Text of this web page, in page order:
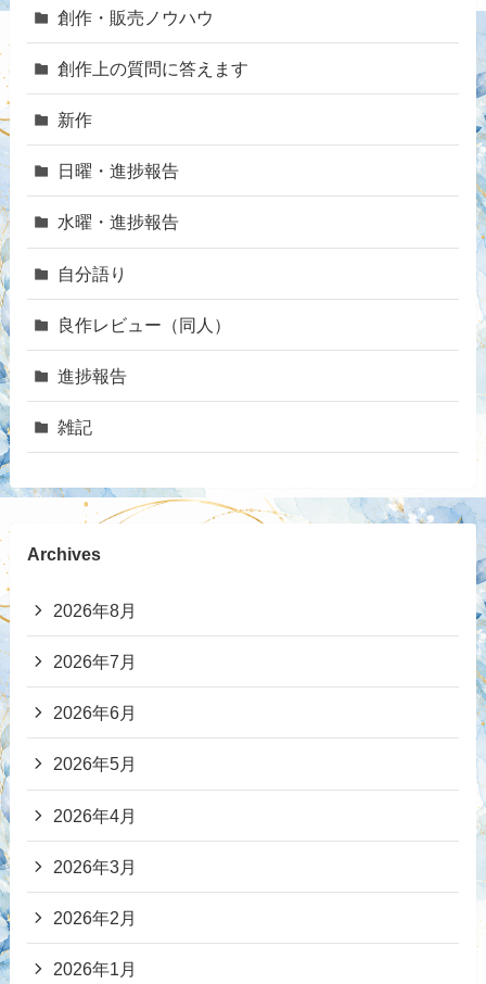
創作・販売ノウハウ
創作上の質問に答えます
新作
日曜・進捗報告
水曜・進捗報告
自分語り
良作レビュー（同人）
進捗報告
雑記
Archives
2026年8月
2026年7月
2026年6月
2026年5月
2026年4月
2026年3月
2026年2月
2026年1月